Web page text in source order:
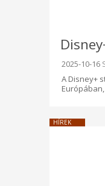
Beküldve:
2025-10-16
A Disney+
HÍREK